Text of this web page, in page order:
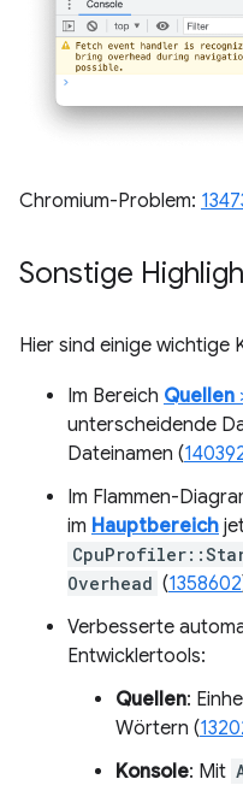
Chromium-Problem:
Sonstige
Hier sind einige wichtige
Im Bereich Quellen
unterscheidende
Dateinamen (
Im Flammen-
im Hauptbereich
Overhead (1358602
Verbesserte
Entwicklertools:
Quellen:
Wörtern (
Konsole: Mit